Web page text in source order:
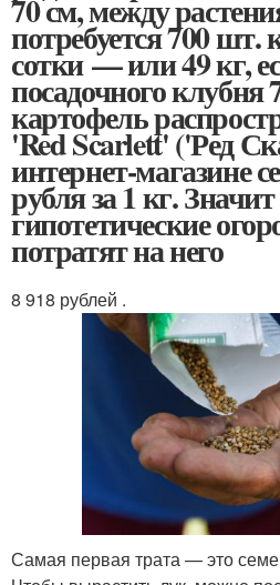
70 см, между
потребуется 700 шт.
сотки — или 49 кг,
посадочного клубня
картофель
'Red Scarlett' ('Ред
интернет-магазине
рубля за 1 кг.
гипотетические
потратят на него
8 918 рублей .
Самая первая трата — это